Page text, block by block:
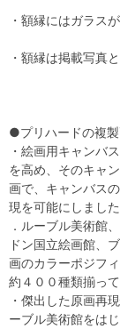
・額縁にはガラス
・額縁は掲載写真
●プリハードの複製
・絵画用キャンバ
を高め、そのキャ
画で、キャンバス
現を可能にしました
．ルーブル美術館
ドン国立絵画館、
画のカラーポジフ
約４００種類揃って
・傑出した原画再
ーブル美術館をは